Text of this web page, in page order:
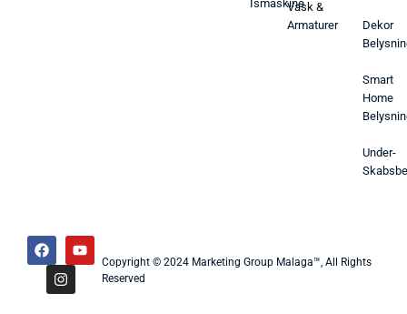
IsmaskineVask &
Armaturer
Dekor
Smart
Home
Under-
Copyright © 2024 Marketing Group Malaga™, All Rights
Reserved